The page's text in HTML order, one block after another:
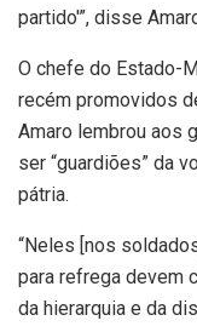
partido'”, disse
O chefe do Estado-
recém promovidos
Amaro lembrou aos
ser “guardiões” da
pátria.
“Neles [nos
para refrega devem
da hierarquia e da